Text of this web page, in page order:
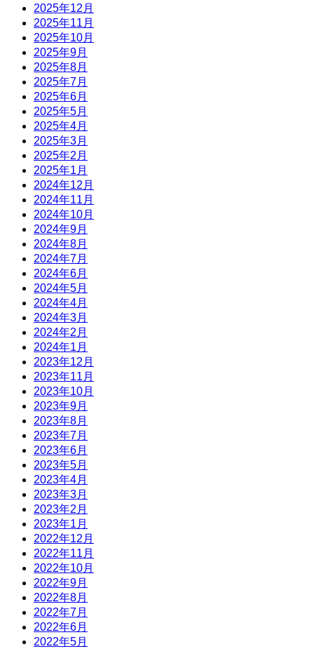
2025年12月
2025年11月
2025年10月
2025年9月
2025年8月
2025年7月
2025年6月
2025年5月
2025年4月
2025年3月
2025年2月
2025年1月
2024年12月
2024年11月
2024年10月
2024年9月
2024年8月
2024年7月
2024年6月
2024年5月
2024年4月
2024年3月
2024年2月
2024年1月
2023年12月
2023年11月
2023年10月
2023年9月
2023年8月
2023年7月
2023年6月
2023年5月
2023年4月
2023年3月
2023年2月
2023年1月
2022年12月
2022年11月
2022年10月
2022年9月
2022年8月
2022年7月
2022年6月
2022年5月